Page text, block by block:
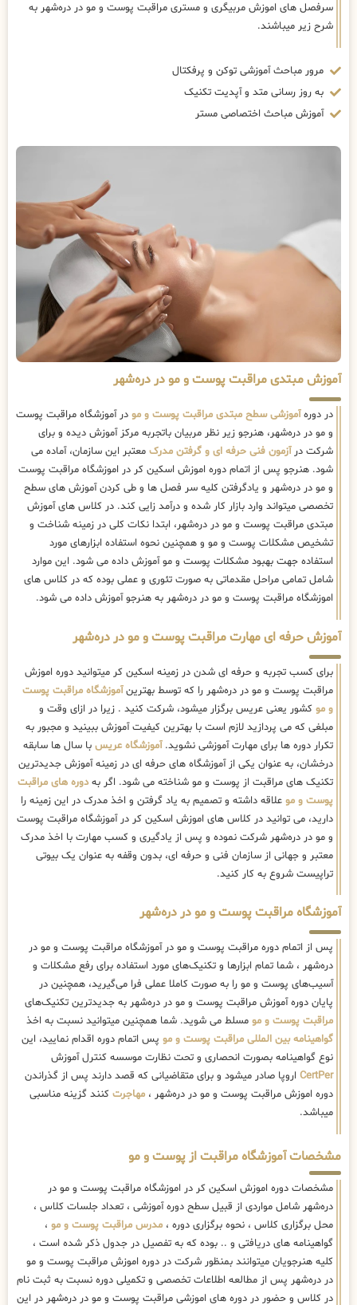
سرفصل های اموزش مربیگری و مستری مراقبت پوست و مو در دره‌شهر به
شرح زیر میباشند.
مرور مباحث آموزشی توکن و پرفکتال
به روز رسانی متد و آپدیت تکنیک
آموزش مباحث اختصاصی مستر
آموزش مبتدی مراقبت پوست و مو در دره‌شهر
در دورهآموزشی سطح مبتدی مراقبت پوست و مو در آموزشگاه مراقبت پوست
و مو در دره‌شهر، هنرجو زیر نظر مربیان باتجربه مرکز آموزش دیده و برای
شرکت درآزمون فنی حرفه ای و گرفتن مدرک معتبر این سازمان، آماده می
شود. هنرجو پس از اتمام دوره اموزش اسکین کر در اموزشگاه مراقبت پوست
و مو در دره‌شهر و یادگرفتن کلیه سر فصل ها و طی کردن آموزش های سطح
تخصصی میتواند وارد بازار کار شده و درآمد زایی کند. در کلاس های آموزش
مبتدی مراقبت پوست و مو در دره‌شهر، ابتدا نکات کلی در زمینه شناخت و
تشخیص مشکلات پوست و مو و همچنین نحوه استفاده ابزارهای مورد
استفاده جهت بهبود مشکلات پوست و مو آموزش داده می شود. این موارد
شامل تمامی مراحل مقدماتی به صورت تئوری و عملی بوده که در کلاس های
اموزشگاه مراقبت پوست و مو در دره‌شهر به هنرجو آموزش داده می شود.
آموزش حرفه ای مهارت مراقبت پوست و مو در دره‌شهر
برای کسب تجربه و حرفه ای شدن در زمینه اسکین کر میتوانید دوره اموزش
مراقبت پوست و مو در دره‌شهر را که توسط بهترینآموزشگاه مراقبت پوست
و مو کشور یعنی عریس برگزار میشود، شرکت کنید . زیرا در ازای وقت و
مبلغی که می پردازید لازم است با بهترین کیفیت آموزش ببینید و مجبور به
تکرار دوره ها برای مهارت آموزشی نشوید.آموزشگاه عریس با سال ها سابقه
درخشان، به عنوان یکی از آموزشگاه های حرفه ای در زمینه آموزش جدیدترین
تکنیک های مراقبت از پوست و مو شناخته می شود. اگر بهدوره های مراقبت
پوست و مو علاقه داشته و تصمیم به یاد گرفتن و اخذ مدرک در این زمینه را
دارید، می توانید در کلاس های اموزش اسکین کر در آموزشگاه مراقبت پوست
و مو در دره‌شهر شرکت نموده و پس از یادگیری و کسب مهارت با اخذ مدرک
معتبر و جهانی از سازمان فنی و حرفه ای، بدون وقفه به عنوان یک بیوتی
تراپیست شروع به کار کنید.
آموزشگاه مراقبت پوست و مو در دره‌شهر
پس از اتمام دوره مراقبت پوست و مو در آموزشگاه مراقبت پوست و مو در
دره‌شهر ، شما تمام ابزارها و تکنیک‌های مورد استفاده برای رفع مشکلات و
آسیب‌های پوست و مو را به صورت کاملا عملی فرا می‌گیرید، همچنین در
پایان دوره آموزش مراقبت پوست و مو در دره‌شهر به جدیدترین تکنیک‌های
مراقبت پوست و مو مسلط می شوید. شما همچنین میتوانید نسبت به اخذ
گواهینامه بین المللی مراقبت پوست و مو پس اتمام دوره اقدام نمایید، این
نوع گواهینامه بصورت انحصاری و تحت نظارت موسسه کنترل آموزش
CertPer اروپا صادر میشود و برای متقاضیانی که قصد دارند پس از گذراندن
دوره اموزش مراقبت پوست و مو در دره‌شهر ، مهاجرت کنند گزینه مناسبی
میباشد.
مشخصات آموزشگاه مراقبت از پوست و مو
مشخصات دوره اموزش اسکین کر در اموزشگاه مراقبت پوست و مو در
دره‌شهر شامل مواردی از قبیل سطح دوره آموزشی ، تعداد جلسات کلاس ،
محل برگزاری کلاس ، نحوه برگزاری دوره ، مدرس مراقبت پوست و مو ،
گواهینامه های دریافتی و .. بوده که به تفصیل در جدول ذکر شده است ،
کلیه هنرجویان میتوانند بمنظور شرکت در دوره اموزش مراقبت پوست و مو
در دره‌شهر پس از مطالعه اطلاعات تخصصی و تکمیلی دوره نسبت به ثبت نام
در کلاس و حضور در دوره های اموزشی مراقبت پوست و مو در دره‌شهر در این